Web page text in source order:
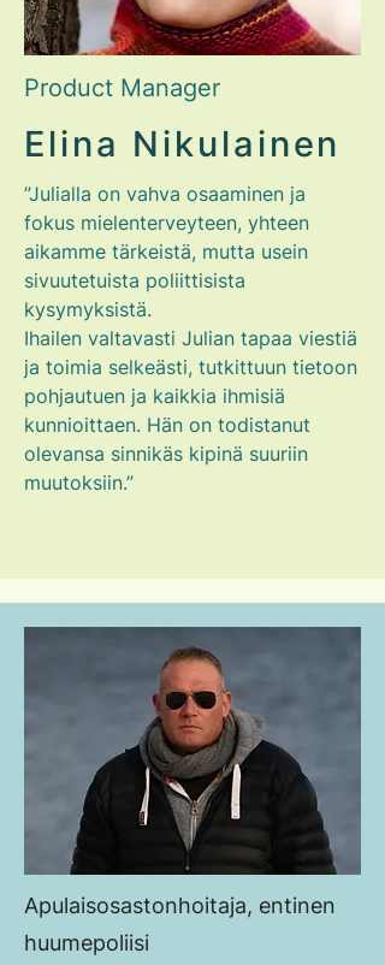
Product Manager
Elina Nikulainen
”Julialla on vahva osaaminen ja
fokus mielenterveyteen, yhteen
aikamme tärkeistä, mutta usein
sivuutetuista poliittisista
kysymyksistä.
Ihailen valtavasti Julian tapaa viestiä
ja toimia selkeästi, tutkittuun tietoon
pohjautuen ja kaikkia ihmisiä
kunnioittaen. Hän on todistanut
olevansa sinnikäs kipinä suuriin
muutoksiin.”
Apulaisosastonhoitaja, entinen
huumepoliisi